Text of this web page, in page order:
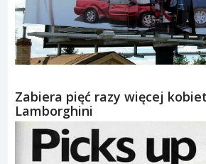
Zabiera pięć razy więcej
Lamborghini